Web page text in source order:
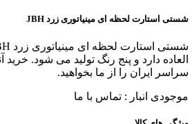
شستی استارت لحظه ای مینیاتوری زرد JBH
العاده دارد و پنج رنگ تولید می شود. خرید
سراسر ایران را از ما بخواهید.
موجودی انبار : تماس با ما